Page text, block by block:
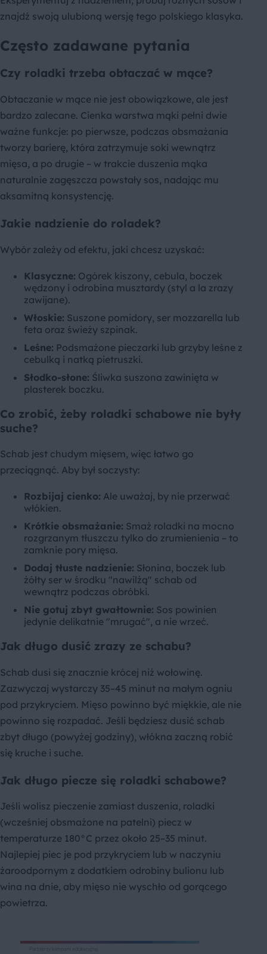
znajdź swoją ulubioną wersję tego polskiego klasyka.
Często zadawane pytania
Czy roladki trzeba obtaczać w mące?
Obtaczanie w mące nie jest obowiązkowe, ale jest
bardzo zalecane. Cienka warstwa mąki pełni dwie
ważne funkcje: po pierwsze, podczas obsmażania
tworzy barierę, która zatrzymuje soki wewnątrz
mięsa, a po drugie – w trakcie duszenia mąka
naturalnie zagęszcza powstały sos, nadając mu
aksamitną konsystencję.
Jakie nadzienie do roladek?
Wybór zależy od efektu, jaki chcesz uzyskać:
Klasyczne: Ogórek kiszony, cebula, boczek
wędzony i odrobina musztardy (styl a la zrazy
zawijane).
Włoskie: Suszone pomidory, ser mozzarella lub
feta oraz świeży szpinak.
Leśne: Podsmażone pieczarki lub grzyby leśne z
cebulką i natką pietruszki.
Słodko-słone: Śliwka suszona zawinięta w
plasterek boczku.
Co zrobić, żeby roladki schabowe nie były
suche?
Schab jest chudym mięsem, więc łatwo go
przeciągnąć. Aby był soczysty:
Rozbijaj cienko: Ale uważaj, by nie przerwać
włókien.
Krótkie obsmażanie: Smaż roladki na mocno
rozgrzanym tłuszczu tylko do zrumienienia – to
zamknie pory mięsa.
Dodaj tłuste nadzienie: Słonina, boczek lub
żółty ser w środku "nawilżą" schab od
wewnątrz podczas obróbki.
Nie gotuj zbyt gwałtownie: Sos powinien
jedynie delikatnie "mrugać", a nie wrzeć.
Jak długo dusić zrazy ze schabu?
Schab dusi się znacznie krócej niż wołowinę.
Zazwyczaj wystarczy 35–45 minut na małym ogniu
pod przykryciem. Mięso powinno być miękkie, ale nie
powinno się rozpadać. Jeśli będziesz dusić schab
zbyt długo (powyżej godziny), włókna zaczną robić
się kruche i suche.
Jak długo piecze się roladki schabowe?
Jeśli wolisz pieczenie zamiast duszenia, roladki
(wcześniej obsmażone na patelni) piecz w
temperaturze 180°C przez około 25–35 minut.
Najlepiej piec je pod przykryciem lub w naczyniu
żaroodpornym z dodatkiem odrobiny bulionu lub
wina na dnie, aby mięso nie wyschło od gorącego
powietrza.